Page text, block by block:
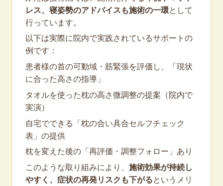
レス、寝姿勢のアドバイスも施術の一環として
行っています。
以下は実際に院内で実践されているサポートの
例です：
患者様の首の可動域・筋緊張を評価し、「現状
に合った高さの指導」
タオルを使った枕の高さ微調整の提案（院内で
実演）
自宅でできる「枕の合い具合セルフチェック
表」の提供
枕を変えた後の「再評価・調整フォロー」あり
このような取り組みにより、 施術効果が持続し
やすく、症状の再発リスクも下がるというメリ